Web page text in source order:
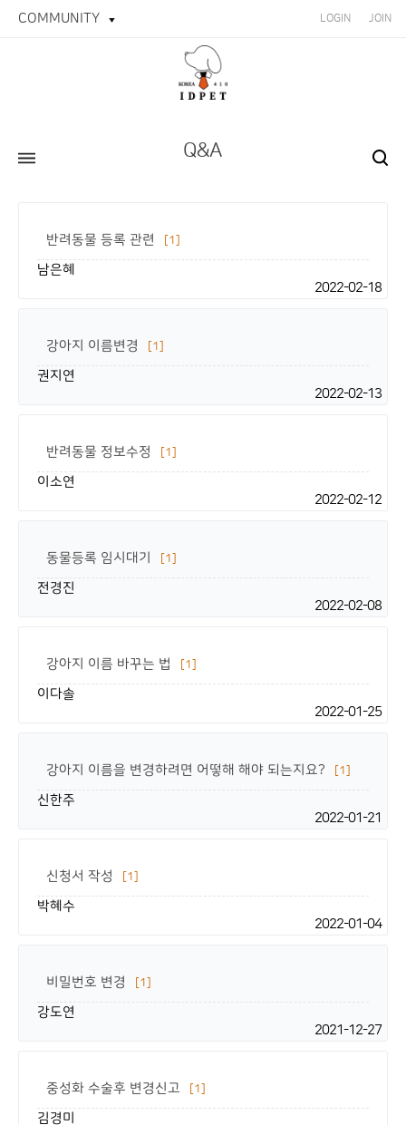
COMMUNITY LOGIN JOIN
Q&A
반려동물 등록 관련 [1]
남은혜
2022-02-18
강아지 이름변경 [1]
권지연
2022-02-13
반려동물 정보수정 [1]
이소연
2022-02-12
동물등록 임시대기 [1]
전경진
2022-02-08
강아지 이름 바꾸는 법 [1]
이다솔
2022-01-25
강아지 이름을 변경하려면 어떻해 해야 되는지요? [1]
신한주
2022-01-21
신청서 작성 [1]
박혜수
2022-01-04
비밀번호 변경 [1]
강도연
2021-12-27
중성화 수술후 변경신고 [1]
김경미